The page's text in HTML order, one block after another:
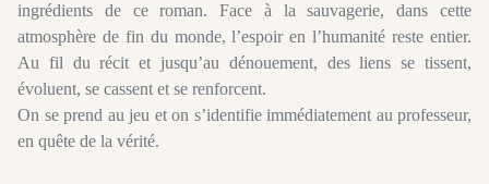
ingrédients de ce roman. Face à la sauvagerie, dans cette
atmosphère de fin du monde, l’espoir en l’humanité reste entier.
Au fil du récit et jusqu’au dénouement, des liens se tissent,
évoluent, se cassent et se renforcent.
On se prend au jeu et on s’identifie immédiatement au professeur,
en quête de la vérité.